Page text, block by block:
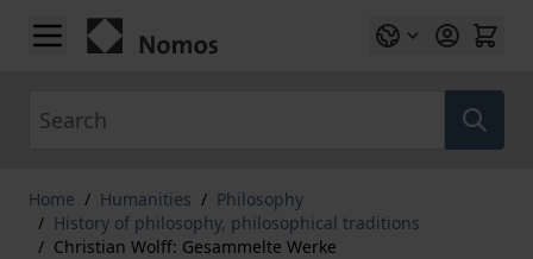
Skip to Content
Home / Humanities / Philosophy
/ History of philosophy, philosophical traditions
/ Christian Wolff: Gesammelte Werke